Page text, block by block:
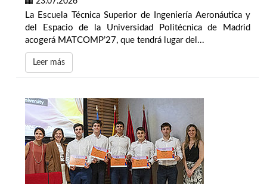
La Escuela Técnica Superior de Ingeniería Aeronáutica y
del Espacio de la Universidad Politécnica de Madrid
acogerá MATCOMP’27, que tendrá lugar del...
Leer más